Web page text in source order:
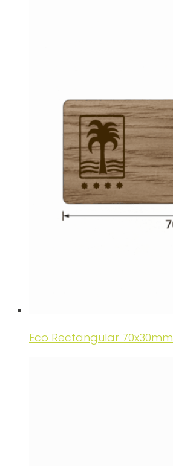
Eco Rectangular 70x30mm